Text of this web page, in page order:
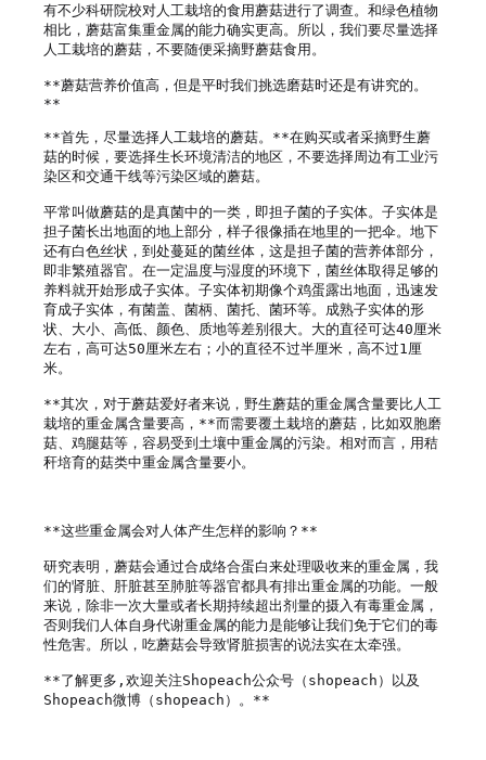
有不少科研院校对人工栽培的食用蘑菇进行了调查。和绿色植物
相比，蘑菇富集重金属的能力确实更高。所以，我们要尽量选择
人工栽培的蘑菇，不要随便采摘野蘑菇食用。
**蘑菇营养价值高，但是平时我们挑选磨菇时还是有讲究的。
**
**首先，尽量选择人工栽培的蘑菇。**在购买或者采摘野生蘑
菇的时候，要选择生长环境清洁的地区，不要选择周边有工业污
染区和交通干线等污染区域的蘑菇。
平常叫做蘑菇的是真菌中的一类，即担子菌的子实体。子实体是
担子菌长出地面的地上部分，样子很像插在地里的一把伞。地下
还有白色丝状，到处蔓延的菌丝体，这是担子菌的营养体部分，
即非繁殖器官。在一定温度与湿度的环境下，菌丝体取得足够的
养料就开始形成子实体。子实体初期像个鸡蛋露出地面，迅速发
育成子实体，有菌盖、菌柄、菌托、菌环等。成熟子实体的形
状、大小、高低、颜色、质地等差别很大。大的直径可达40厘米
左右，高可达50厘米左右；小的直径不过半厘米，高不过1厘
米。
**其次，对于蘑菇爱好者来说，野生蘑菇的重金属含量要比人工
栽培的重金属含量要高，**而需要覆土栽培的蘑菇，比如双胞磨
菇、鸡腿菇等，容易受到土壤中重金属的污染。相对而言，用秸
秆培育的菇类中重金属含量要小。
**这些重金属会对人体产生怎样的影响？**
研究表明，蘑菇会通过合成络合蛋白来处理吸收来的重金属，我
们的肾脏、肝脏甚至肺脏等器官都具有排出重金属的功能。一般
来说，除非一次大量或者长期持续超出剂量的摄入有毒重金属，
否则我们人体自身代谢重金属的能力是能够让我们免于它们的毒
性危害。所以，吃蘑菇会导致肾脏损害的说法实在太牵强。
**了解更多,欢迎关注Shopeach公众号（shopeach）以及
Shopeach微博（shopeach）。**